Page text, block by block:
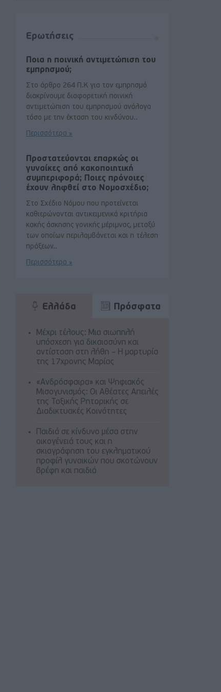
Ερωτήσεις
Ποια η ποινική αντιμετώπιση του
εμπρησμού;
Στο άρθρο 264 Π.Κ για τον εμπρησμό
διακρίνουμε διαφορετική ποινική
αντιμετώπιση του εμπρησμού ανάλογα
τόσο με την έκταση του κινδύνου..
Περισσότερα »
Προστατεύονται επαρκώς οι
γυναίκες από κακοποιητική
συμπεριφορά; Ποιες πρόνοιες
έχουν ληφθεί στο Νομοσχέδιο;
Στο Σχέδιο Νόμου που προτείνεται
καθιερώνονται αντικειμενικά κριτήρια
κακής άσκησης γονικής μέριμνας, μεταξύ
των οποίων περιλαμβάνεται και η τέλεση
πράξεων..
Περισσότερα »
Ελλάδα Πρόσφατα
Μέχρι τέλους: Μια σιωπηλή
υπόσχεση για δικαιοσύνη και
αντίσταση στη λήθη – Η μαρτυρία
της 17χρονης Μαρίας
«Ανδρόσφαιρα» και Ψηφιακός
Μισογυνισμός: Οι Αθέατες Απειλές
της Τοξικής Ρητορικής σε
Διαδικτυακές Κοινότητες
Παιδιά σε κίνδυνο μέσα στην
οικογένειά τους και η
σκιαγράφηση του εγκληματικού
προφίλ γυναικών που σκοτώνουν
βρέφη και παιδιά